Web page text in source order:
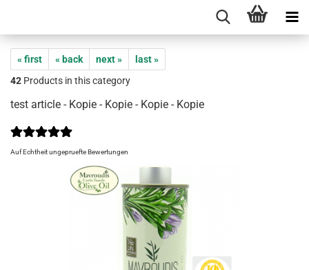
« first « back next »
last »
42 Products in this category
test article - Kopie - Kopie - Kopie - Kopie
Auf Echtheit ungepruefte Bewertungen